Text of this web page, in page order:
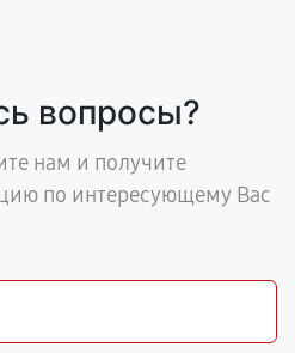
вопросы?
нам и получите
по интересующему Вас